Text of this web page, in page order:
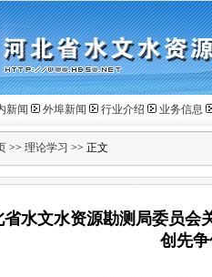
新闻 外埠新闻 行业介绍 业务信息
>> 理论学习 >> 正文
省水文水资源勘测局委员会
创先